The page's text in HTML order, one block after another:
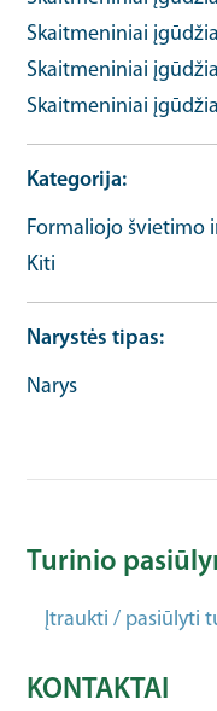
Skaitmeniniai
Skaitmeniniai
Skaitmeniniai
Kategorija
Formaliojo švietimo
Kiti
Narystės tipas
Narys
Turinio
Įtraukti / pasiūlyti
KONTAKTAI